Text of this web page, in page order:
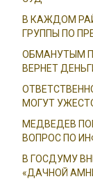
В КАЖДОМ
ГРУППЫ ПО
ОБМАНУТЫМ
ВЕРНЕТ
МОГУТ
МЕДВЕДЕВ
ВОПРОС ПО
В ГОСДУМУ
«ДАЧНОЙ